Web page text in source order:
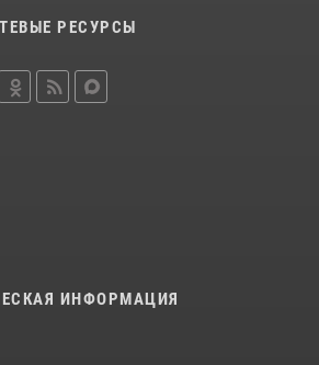
РЕСУРСЫ
ИНФОРМАЦИЯ